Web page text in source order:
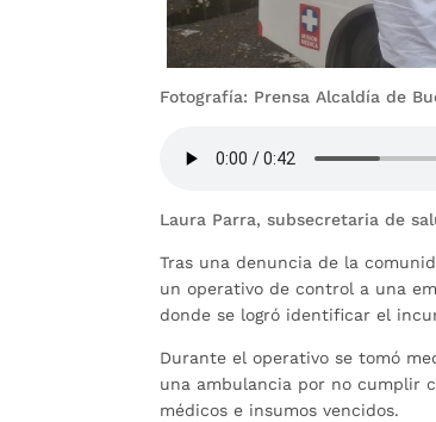
Fotografía: Prensa Alcaldía de
Laura Parra, subsecretaria de
Tras una denuncia de la
un operativo de control a una
donde se logró identificar el
Durante el operativo se tomó
una ambulancia por no cumplir
médicos e insumos vencidos.